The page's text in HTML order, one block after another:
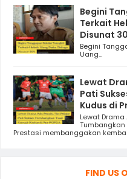
Begini
Terkait
Disunat
Begini
Uang...
Lewat
Pati
Kudus di
Lewat Drama
Tumbangkan
Prestasi membanggakan
FIND US